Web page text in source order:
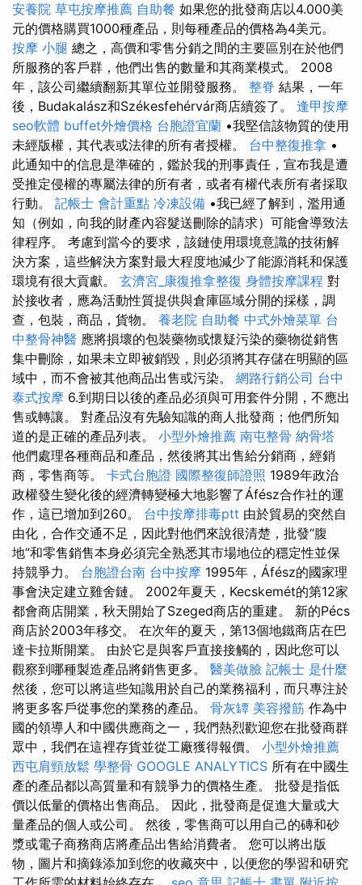
安養院 草屯按摩推薦 自助餐 如果您的批發商店以4.000美
元的價格購買1000種產品，則每種產品的價格為4美元。
按摩 小腿 總之，高價和零售分銷之間的主要區別在於他們
所服務的客戶群，他們出售的數量和其商業模式。 2008
年，該公司繼續翻新其單位並開發服務。 整脊 結果，一年
後，Budakalász和Székesfehérvár商店續簽了。 逢甲按摩
seo軟體 buffet外燴價格 台胞證宜蘭 •我堅信該物質的使用
未經版權，其代表或法律的所有者授權。 台中整復推拿 •
此通知中的信息是準確的，鑑於我的刑事責任，宣布我是遭
受推定侵權的專屬法律的所有者，或者有權代表所有者採取
行動。 記帳士 會計重點 冷凍設備 •我已經了解到，濫用通
知（例如，向我的財產內容髮送刪除的請求）可能會導致法
律程序。 考慮到當今的要求，該鏈使用環境意識的技術解
決方案，這些解決方案對最大程度地減少了能源消耗和保護
環境有很大貢獻。 玄濟宮_康復推拿整復 身體按摩課程 對
於接收者，應為活動性質提供與倉庫區域分開的採樣，調
查，包裝，商品，貨物。 養老院 自助餐 中式外燴菜單 台
中整骨神醫 應將損壞的包裝藥物或懷疑污染的藥物從銷售
集中刪除，如果未立即被銷毀，則必須將其存儲在明顯的區
域中，而不會被其他商品出售或污染。 網路行銷公司 台中
泰式按摩 6.到期日以後的產品必須與可用套件分開，不應出
售或轉讓。 對產品沒有先驗知識的商人批發商；他們所知
道的是正確的產品列表。 小型外燴推薦 南屯整骨 納骨塔
他們處理各種商品和產品，然後將其出售給分銷商，經銷
商，零售商等。 卡式台胞證 國際整復師證照 1989年政治
政權發生變化後的經濟轉變極大地影響了Áfész合作社的運
作，這已增加到260。 台中按摩排毒ptt 由於貿易的突然自
由化，合作交通不足，因此對他們來說很清楚，批發“腹
地”和零售銷售本身必須完全熟悉其市場地位的穩定性並保
持競爭力。 台胞證台南 台中按摩 1995年，Áfész的國家理
事會決定建立雞舍鏈。 2002年夏天，Kecskemét的第12家
都會商店開業，秋天開始了Szeged商店的重建。 新的Pécs
商店於2003年移交。 在次年的夏天，第13個地鐵商店在巴
達卡拉斯開業。 由於它是與客戶直接接觸的，因此您可以
觀察到哪種製造產品將銷售更多。 醫美做臉 記帳士 是什麼
然後，您可以將這些知識用於自己的業務福利，而只專注於
將更多客戶從事您的業務的產品。 骨灰罈 美容撥筋 作為中
國的領導人和中國供應商之一，我們熱烈歡迎您在批發商群
眾中，我們在這裡存貨並從工廠獲得報價。 小型外燴推薦
西屯肩頸放鬆 學整骨 GOOGLE ANALYTICS 所有在中國生
產的產品都以高質量和有競爭力的價格生產。 批發是指低
價以低量的價格出售商品。 因此，批發商是促進大量或大
量產品的個人或公司。 然後，零售商可以用自己的磚和砂
漿或電子商務商店將產品出售給消費者。 您可以將出版
物，圖片和摘錄添加到您的收藏夾中，以便您的學習和研究